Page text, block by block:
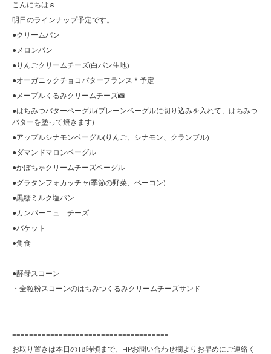
こんにちは☺︎
明日のラインナップ予定です。
●クリームパン
●メロンパン
●りんごクリームチーズ(白パン生地)
●オーガニックチョコバターフランス＊予定
●メープルくるみクリームチーズ📸
●はちみつバターベーグル(プレーンベーグルに切り込みを入れて、はちみつ
バターを塗って焼きます)
●アップルシナモンベーグル(りんご、シナモン、クランブル)
●ダマンドマロンベーグル
●かぼちゃクリームチーズベーグル
●グラタンフォカッチャ(季節の野菜、ベーコン)
●黒糖ミルク塩パン
●カンパーニュ チーズ
●バケット
●角食
●酵母スコーン
・全粒粉スコーンのはちみつくるみクリームチーズサンド
=====================================
お取り置きは本日の18時頃まで、HPお問い合わせ欄よりお早めにご連絡く